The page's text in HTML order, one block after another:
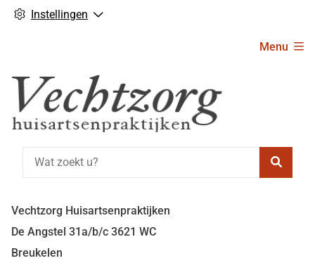
Instellingen
Menu
Vechtzorg Huisartsenpraktijken
De Angstel 31a/b/c 3621 WC
Breukelen